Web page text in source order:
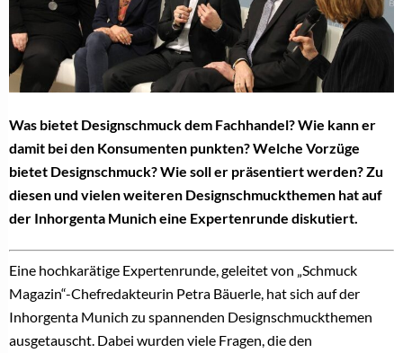
Was bietet Designschmuck dem Fachhandel? Wie kann er
damit bei den Konsumenten punkten? Welche Vorzüge
bietet Designschmuck? Wie soll er präsentiert werden? Zu
diesen und vielen weiteren Designschmuckthemen hat auf
der Inhorgenta Munich eine Expertenrunde diskutiert.
Eine hochkarätige Expertenrunde, geleitet von „Schmuck
Magazin“-Chefredakteurin Petra Bäuerle, hat sich auf der
Inhorgenta Munich zu spannenden Designschmuckthemen
ausgetauscht. Dabei wurden viele Fragen, die den